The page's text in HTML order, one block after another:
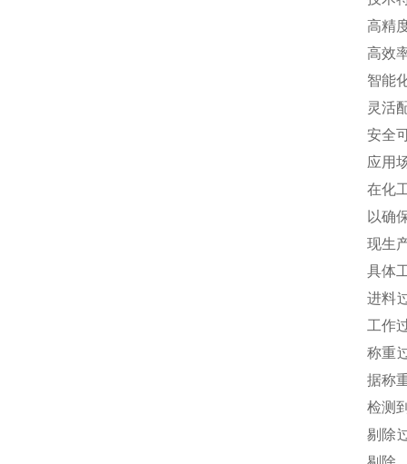
高精
高效
智能
灵活
安全
应用
在化
以确
现生
具体
进料
工作
称重
据称
检测
剔除